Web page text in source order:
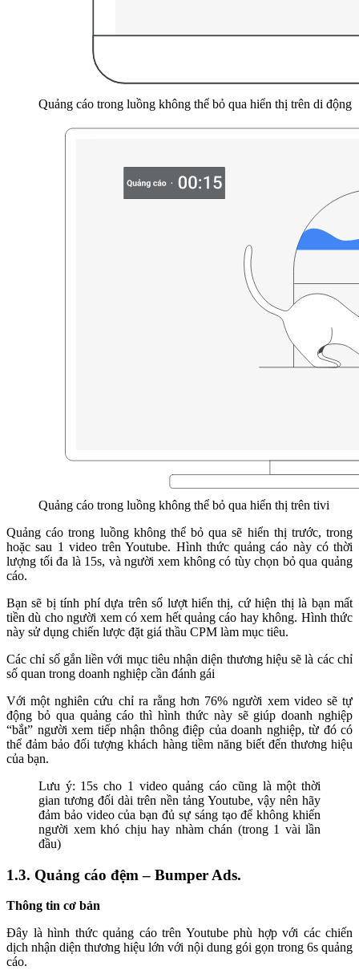
Quảng cáo trong luồng không thể bỏ qua hiển thị trên di động
Quảng cáo trong luồng không thể bỏ qua hiển thị trên tivi
Quảng cáo trong luồng không thể bỏ qua sẽ hiển thị trước, trong
hoặc sau 1 video trên Youtube. Hình thức quảng cáo này có thời
lượng tối đa là 15s, và người xem không có tùy chọn bỏ qua quảng
cáo.
Bạn sẽ bị tính phí dựa trên số lượt hiển thị, cứ hiện thị là bạn mất
tiền dù cho người xem có xem hết quảng cáo hay không. Hình thức
này sử dụng chiến lược đặt giá thầu CPM làm mục tiêu.
Các chỉ số gắn liền với mục tiêu nhận diện thương hiệu sẽ là các chỉ
số quan trong doanh nghiệp cần đánh gái
Với một nghiên cứu chỉ ra rằng hơn 76% người xem video sẽ tự
động bỏ qua quảng cáo thì hình thức này sẽ giúp doanh nghiệp
“bắt” người xem tiếp nhận thông điệp của doanh nghiệp, từ đó có
thể đảm bảo đối tượng khách hàng tiềm năng biết đến thương hiệu
của bạn.
Lưu ý: 15s cho 1 video quảng cáo cũng là một thời
gian tương đối dài trên nền tảng Youtube, vậy nên hãy
đảm bảo video của bạn đủ sự sáng tạo để không khiến
người xem khó chịu hay nhàm chán (trong 1 vài lần
đầu)
1.3. Quảng cáo đệm – Bumper Ads.
Thông tin cơ bản
Đây là hình thức quảng cáo trên Youtube phù hợp với các chiến
dịch nhận diện thương hiệu lớn với nội dung gói gọn trong 6s quảng
cáo.